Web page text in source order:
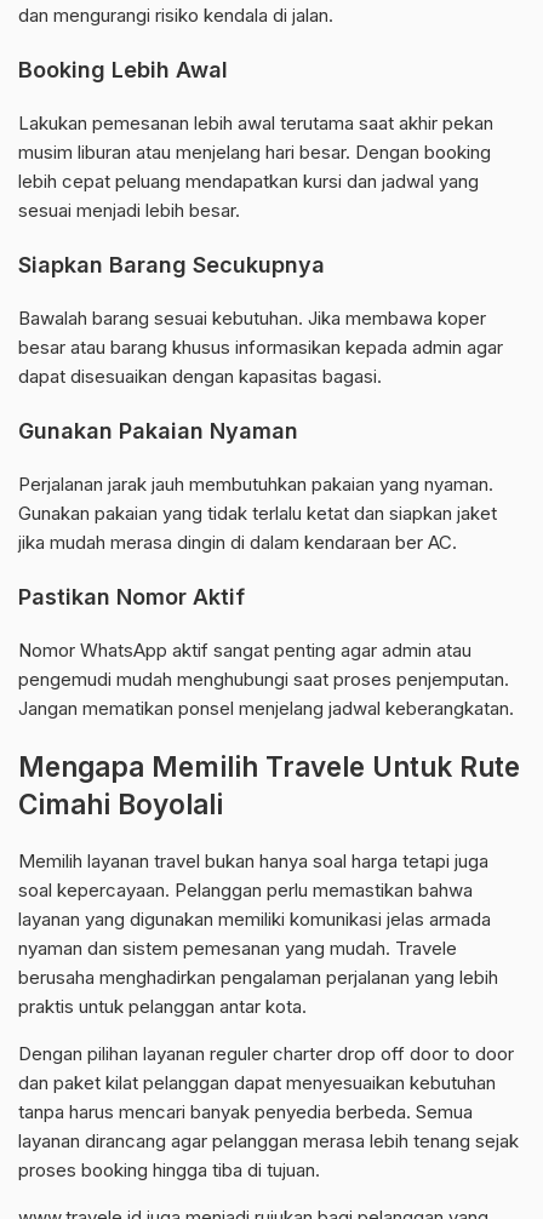
dan mengurangi risiko kendala di jalan.
Booking Lebih Awal
Lakukan pemesanan lebih awal terutama saat akhir pekan
musim liburan atau menjelang hari besar. Dengan booking
lebih cepat peluang mendapatkan kursi dan jadwal yang
sesuai menjadi lebih besar.
Siapkan Barang Secukupnya
Bawalah barang sesuai kebutuhan. Jika membawa koper
besar atau barang khusus informasikan kepada admin agar
dapat disesuaikan dengan kapasitas bagasi.
Gunakan Pakaian Nyaman
Perjalanan jarak jauh membutuhkan pakaian yang nyaman.
Gunakan pakaian yang tidak terlalu ketat dan siapkan jaket
jika mudah merasa dingin di dalam kendaraan ber AC.
Pastikan Nomor Aktif
Nomor WhatsApp aktif sangat penting agar admin atau
pengemudi mudah menghubungi saat proses penjemputan.
Jangan mematikan ponsel menjelang jadwal keberangkatan.
Mengapa Memilih Travele Untuk Rute
Cimahi Boyolali
Memilih layanan travel bukan hanya soal harga tetapi juga
soal kepercayaan. Pelanggan perlu memastikan bahwa
layanan yang digunakan memiliki komunikasi jelas armada
nyaman dan sistem pemesanan yang mudah. Travele
berusaha menghadirkan pengalaman perjalanan yang lebih
praktis untuk pelanggan antar kota.
Dengan pilihan layanan reguler charter drop off door to door
dan paket kilat pelanggan dapat menyesuaikan kebutuhan
tanpa harus mencari banyak penyedia berbeda. Semua
layanan dirancang agar pelanggan merasa lebih tenang sejak
proses booking hingga tiba di tujuan.